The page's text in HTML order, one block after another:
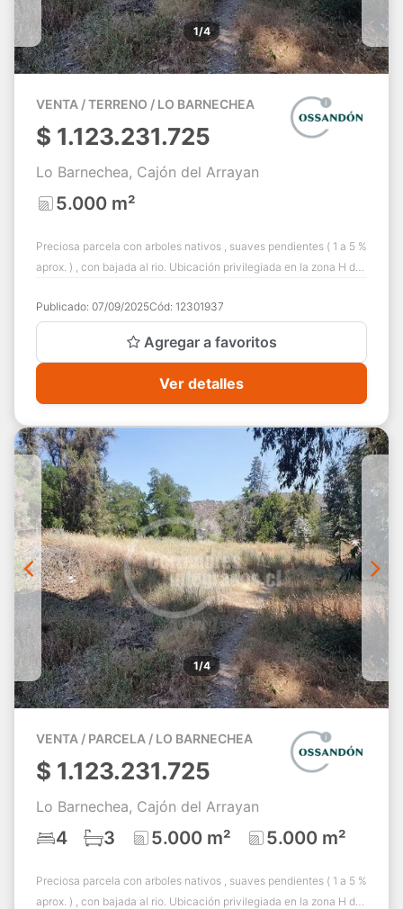
1/4
VENTA / TERRENO / LO BARNECHEA
$ 1.123.231.725
Lo Barnechea, Cajón del Arrayan
5.000 m²
Preciosa parcela con arboles nativos , suaves pendientes ( 1 a 5 %
aprox. ) , con bajada al rio. Ubicación privilegiada en la zona H del
Publicado: 07/09/2025Cód: 12301937
Agregar a favoritos
Ver detalles
1/4
VENTA / PARCELA / LO BARNECHEA
$ 1.123.231.725
Lo Barnechea, Cajón del Arrayan
4 3 5.000 m² 5.000 m²
Preciosa parcela con arboles nativos , suaves pendientes ( 1 a 5 %
aprox. ) , con bajada al rio. Ubicación privilegiada en la zona H del